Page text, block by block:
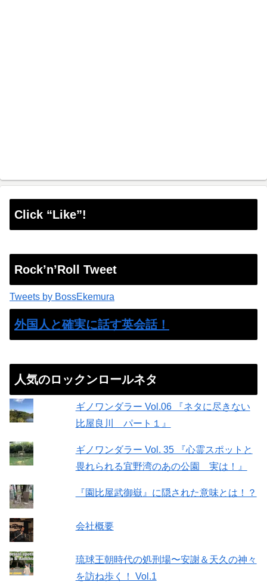
Click “Like”!
Rock’n’Roll Tweet
Tweets by BossEkemura
外国人と確実に話す英会話！
人気のロックンロールネタ
ギノワンダラー Vol.06 『ネタに尽きない
比屋良川 パート１』
ギノワンダラー Vol. 35 『心霊スポットと
畏れられる宜野湾のあの公園 実は！』
『園比屋武御嶽』に隠された意味とは！？
会社概要
琉球王朝時代の処刑場〜安謝＆天久の神々
を訪ね歩く！ Vol.1